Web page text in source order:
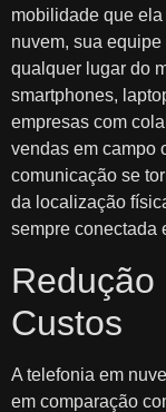
mobilidade que
nuvem, sua
qualquer lugar do
smartphones,
empresas com
vendas em campo
comunicação se
da localização
sempre conectada
Custos
A telefonia em
em comparação